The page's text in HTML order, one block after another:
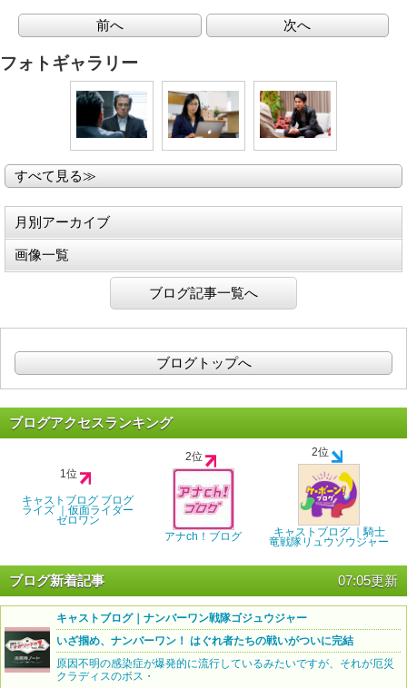
前へ 次へ
フォトギャラリー
すべて見る≫
月別アーカイブ
画像一覧
ブログ記事一覧へ
ブログトップへ
ブログアクセスランキング
1位
キャストブログ ブログ
ライズ ｜仮面ライダー
ゼロワン
2位
アナch！ブログ
2位
キャストブログ ｜騎士
竜戦隊リュウソウジャー
ブログ新着記事 07:05更新
キャストブログ｜ナンバーワン戦隊ゴジュウジャー
いざ掴め、ナンバーワン！ はぐれ者たちの戦いがついに完結
原因不明の感染症が爆発的に流行しているみたいですが、それが厄災
クラディスのボス・